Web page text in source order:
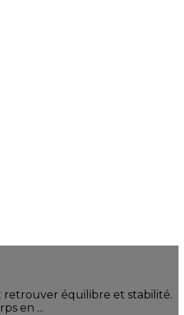
retrouver équilibre et stabilité.
en ...